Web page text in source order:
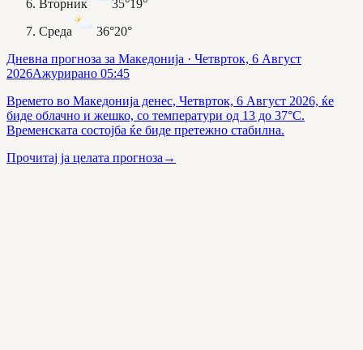
Вторник
35°19°
Среда
36°20°
Дневна прогноза за Македонија · Четврток, 6 Август
2026Ажурирано 05:45
Времето во Македонија денес, Четврток, 6 Август 2026, ќе
биде облачно и жешко, со температури од 13 до 37°C.
Временската состојба ќе биде претежно стабилна.
Прочитај ја целата прогноза→